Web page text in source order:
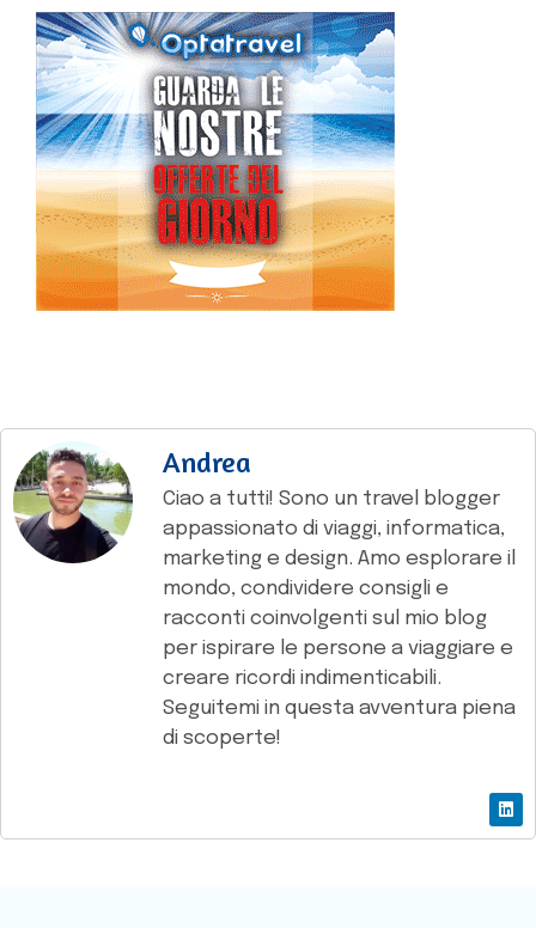
Andrea
Ciao a tutti! Sono un travel blogger
appassionato di viaggi, informatica,
marketing e design. Amo esplorare il
mondo, condividere consigli e
racconti coinvolgenti sul mio blog
per ispirare le persone a viaggiare e
creare ricordi indimenticabili.
Seguitemi in questa avventura piena
di scoperte!